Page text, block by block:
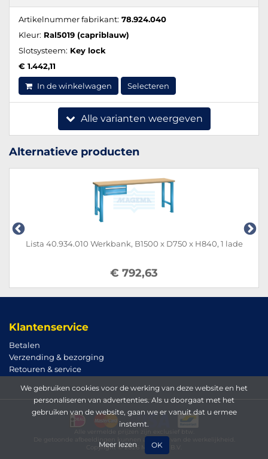
Artikelnummer fabrikant: 78.924.040
Kleur: Ral5019 (capriblauw)
Slotsysteem: Key lock
€ 1.442,11
In de winkelwagen Selecteren
Alle varianten weergeven
Alternatieve producten
Lista 40.934.010 Werkbank, B1500 x D750 x H840, 1 lade
€ 792,63
Klantenservice
Betalen
Verzending & bezorging
Retouren & service
Alle vermelde prijzen zijn exclusief btw.
De getoonde afbeeldingen kunnen afwijken van de werkelijkheid.
Copyright © 2026 Magema B.V.
We gebruiken cookies voor de werking van deze website en het
personaliseren van advertenties. Als u doorgaat met het
gebruiken van de website, gaan we er vanuit dat u ermee
instemt.
Meer lezen OK